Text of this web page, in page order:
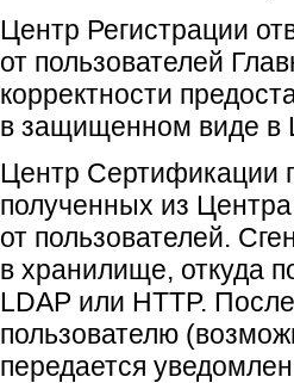
Центр Регистрации
от пользователей
корректности
в защищенном виде в
Центр Сертификации
полученных из
от пользователей.
в хранилище, откуда
LDAP или HTTP.
пользователю
передается